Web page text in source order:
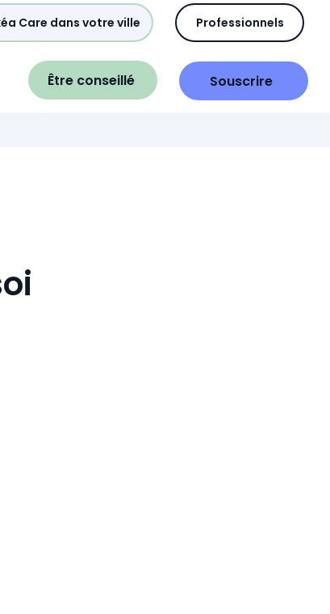
Care dans votre ville Professionnels
Être conseillé Souscrire